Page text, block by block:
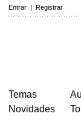
Entrar | Registrar
Temas
Novidades